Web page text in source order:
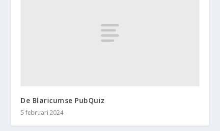
De Blaricumse PubQuiz
5 februari 2024